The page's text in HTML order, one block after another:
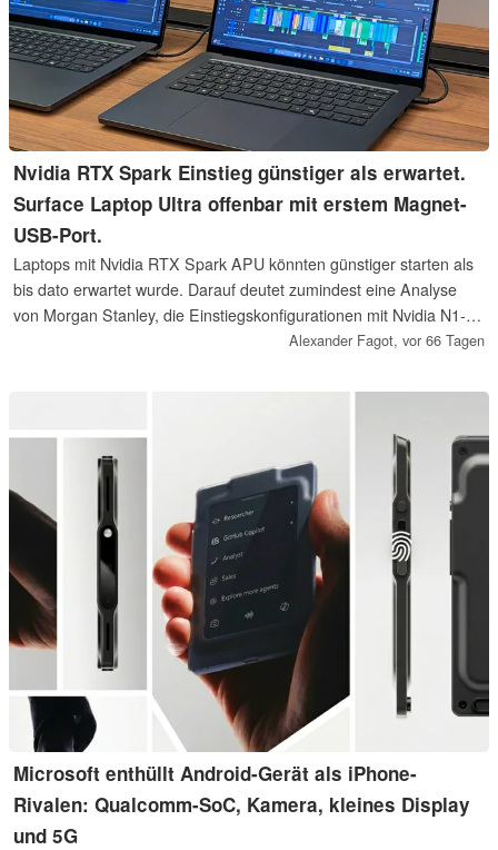
Nvidia RTX Spark Einstieg günstiger als erwartet.
Surface Laptop Ultra offenbar mit erstem Magnet-
USB-Port.
Laptops mit Nvidia RTX Spark APU könnten günstiger starten als
bis dato erwartet wurde. Darauf deutet zumindest eine Analyse
von Morgan Stanley, die Einstiegskonfigurationen mit Nvidia N1-
Chip bereits ab Apple MacBook Pro Niveau sehen und konkrete
Surface Laptop Ultra, der auf einen magnetischen Ersatz des
Alexander Fagot, vor 66 Tagen
Microsoft enthüllt Android-Gerät als iPhone-
Rivalen: Qualcomm-SoC, Kamera, kleines Display
und 5G